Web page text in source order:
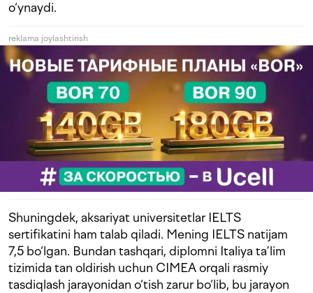
o‘ynaydi.
reklama joylashtirish
Shuningdek, aksariyat universitetlar IELTS
sertifikatini ham talab qiladi. Mening IELTS natijam
7,5 bo‘lgan. Bundan tashqari, diplomni Italiya ta’lim
tizimida tan oldirish uchun CIMEA orqali rasmiy
tasdiqlash jarayonidan o‘tish zarur bo‘lib, bu jarayon